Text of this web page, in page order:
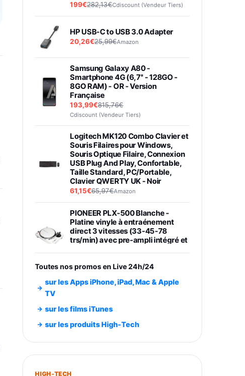
199€282,13€Cdiscount (Vendeur Tiers)
HP USB-C to USB 3.0 Adapter
20,26€25,99€Amazon
Samsung Galaxy A80 -
Smartphone 4G (6,7'' - 128GO -
8GO RAM) - OR - Version
Française
193,99€815,76€
Cdiscount (Vendeur Tiers)
Logitech MK120 Combo Clavier et
Souris Filaires pour Windows,
Souris Optique Filaire, Connexion
USB Plug And Play, Confortable,
Taille Standard, PC/Portable,
Clavier QWERTY UK - Noir
61,15€65,97€Amazon
PIONEER PLX-500 Blanche -
Platine vinyle à entraénement
direct 3 vitesses (33-45-78
trs/min) avec pre-ampli intégré et
Smartphone SAMSUNG Galaxy
Smartphone SAMSUNG Galaxy
S26+ Violet 256Go
749,99€1240,43€Fnac (Vendeur Tiers)
Toutes nos promos en Live 24h/24
sur les Apps iPhone, iPad, Mac & Apple
TV
sur les films iTunes
sur les produits High-Tech
HIGH-TECH